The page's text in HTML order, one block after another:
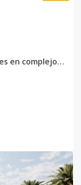
La Romana Villas de 5 habitaciones en complejo con Campo de Golf, Restaurantes y Club de Playa